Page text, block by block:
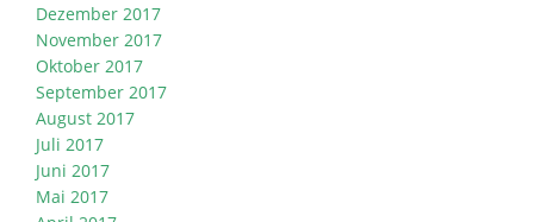
Dezember 2017
November 2017
Oktober 2017
September 2017
August 2017
Juli 2017
Juni 2017
Mai 2017